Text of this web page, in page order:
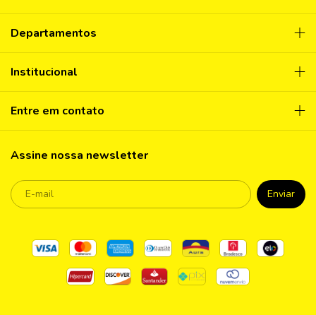
Departamentos
Institucional
Entre em contato
Assine nossa newsletter